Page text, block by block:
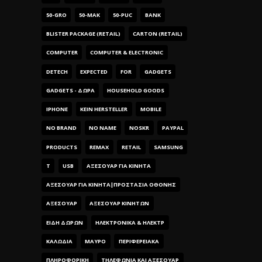
50-GRO 50-MAK 50-PUC BANK
BLISTER PACKAGE (RETAIL) CARTON (RETAIL)
COMPUTER COMPUTER & ELECTRONIC
DETECH EXPECTED FOR GADGETS
GADGETS - ΔΏΡΑ HOUSEHOLD GOODS
IPHONE KEIN HERSTELLER MOBILE
NO BRAND NO NAME NOSKR PAYPAL
PRODUCTS REMAX RETAIL SAMSUNG
T USB ΑΞΕΣΟΥΑΡ ΓΙΑ ΚΙΝΗΤΑ
ΑΞΕΣΟΥΑΡ ΓΙΑ ΚΙΝΗΤΑ|ΠΡΟΣΤΑΣΊΑ ΟΘΌΝΗΣ
ΑΞΕΣΟΥΆΡ ΑΞΕΣΟΥΆΡ ΚΙΝΗΤΏΝ
ΕΊΔΗ ΔΏΡΩΝ ΗΛΕΚΤΡΟΝΙΚΆ & ΗΛΕΚΤΡ
ΚΑΛΏΔΙΑ ΜΑΎΡΟ ΠΕΡΙΦΕΡΕΙΑΚΆ
ΠΛΗΡΟΦΟΡΙΚΉ ΤΗΛΕΦΩΝΊΑ ΚΑΙ ΑΞΕΣΟΥΆΡ